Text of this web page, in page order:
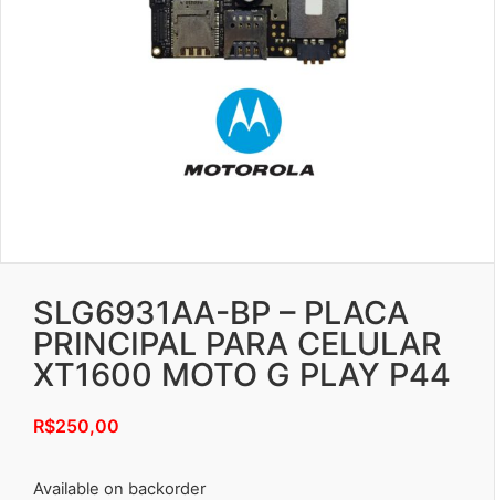
SLG6931AA-BP – PLACA
PRINCIPAL PARA CELULAR
XT1600 MOTO G PLAY P44
R$250,00
Available on backorder